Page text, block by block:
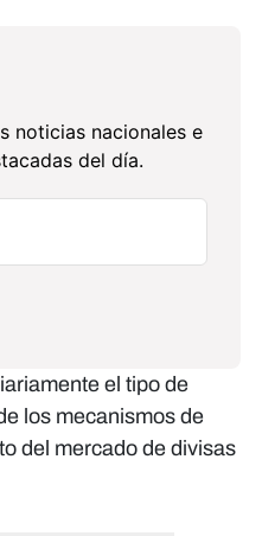
noticias nacionales e
del día.
el tipo de
los mecanismos de
del mercado de divisas